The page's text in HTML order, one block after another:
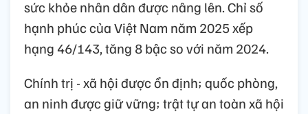
sức khỏe nhân dân được nâng lên. Chỉ số
hạnh phúc của Việt Nam năm 2025 xếp
hạng 46/143, tăng 8 bậc so với năm 2024.
Chính trị - xã hội được ổn định; quốc phòng,
an ninh được giữ vững; trật tự an toàn xã hội